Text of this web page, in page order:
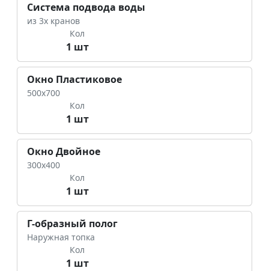
Система подвода воды
из 3х кранов
Кол
1 шт
Окно Пластиковое
500х700
Кол
1 шт
Окно Двойное
300х400
Кол
1 шт
Г-образный полог
Наружная топка
Кол
1 шт